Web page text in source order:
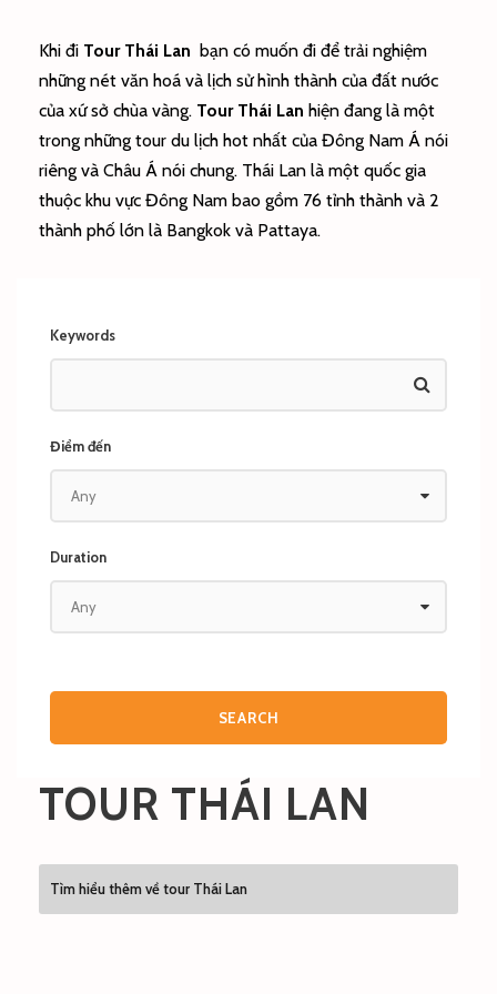
Khi đi Tour Thái Lan bạn có muốn đi để trải nghiệm
những nét văn hoá và lịch sử hình thành của đất nước
của xứ sở chùa vàng. Tour Thái Lan hiện đang là một
trong những tour du lịch hot nhất của Đông Nam Á nói
riêng và Châu Á nói chung. Thái Lan là một quốc gia
thuộc khu vực Đông Nam bao gồm 76 tỉnh thành và 2
thành phố lớn là Bangkok và Pattaya.
Keywords
Điểm đến
Duration
TOUR THÁI LAN
Tìm hiểu thêm về tour Thái Lan